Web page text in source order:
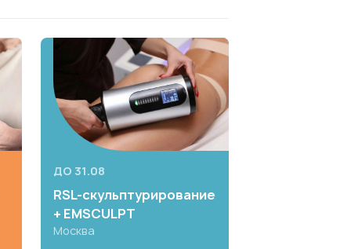
ДО 31.08
RSL-скульптурирование
+ EMSCULPT
Москва